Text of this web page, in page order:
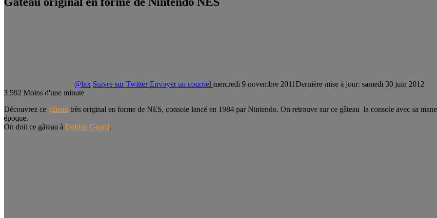
@lex Suivre sur Twitter Envoyer un courriel mercredi 9 novembre 2011Dernière mise à jour: samedi 30 juin 2012
3 592 Moins d'une minute
Découvrez ce gâteau très original en forme de NES, console lancé en 1984 par Nintendo. On retrouve sur ce gâteau la console avec sa
époque.
On doit ce gâteau à Debbie Goard.